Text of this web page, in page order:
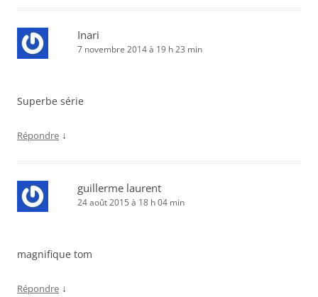
Inari
7 novembre 2014 à 19 h 23 min
Superbe série
Répondre ↓
guillerme laurent
24 août 2015 à 18 h 04 min
magnifique tom
Répondre ↓